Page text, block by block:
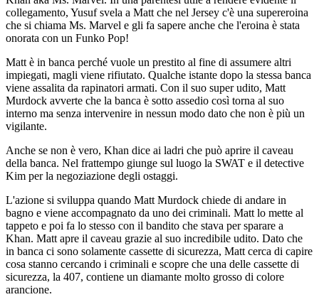
collegamento, Yusuf svela a Matt che nel Jersey c'è una supereroina
che si chiama Ms. Marvel e gli fa sapere anche che l'eroina è stata
onorata con un Funko Pop!
Matt è in banca perché vuole un prestito al fine di assumere altri
impiegati, magli viene rifiutato. Qualche istante dopo la stessa banca
viene assalita da rapinatori armati. Con il suo super udito, Matt
Murdock avverte che la banca è sotto assedio così torna al suo
interno ma senza intervenire in nessun modo dato che non è più un
vigilante.
Anche se non è vero, Khan dice ai ladri che può aprire il caveau
della banca. Nel frattempo giunge sul luogo la SWAT e il detective
Kim per la negoziazione degli ostaggi.
L'azione si sviluppa quando Matt Murdock chiede di andare in
bagno e viene accompagnato da uno dei criminali. Matt lo mette al
tappeto e poi fa lo stesso con il bandito che stava per sparare a
Khan. Matt apre il caveau grazie al suo incredibile udito. Dato che
in banca ci sono solamente cassette di sicurezza, Matt cerca di capire
cosa stanno cercando i criminali e scopre che una delle cassette di
sicurezza, la 407, contiene un diamante molto grosso di colore
arancione.